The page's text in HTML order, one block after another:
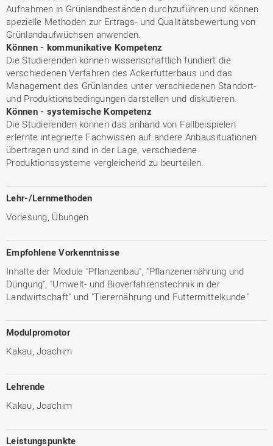
Aufnahmen in Grünlandbeständen durchzuführen und können
spezielle Methoden zur Ertrags- und Qualitätsbewertung von
Grünlandaufwüchsen anwenden.
Können - kommunikative Kompetenz
Die Studierenden können wissenschaftlich fundiert die
verschiedenen Verfahren des Ackerfutterbaus und das
Management des Grünlandes unter verschiedenen Standort-
und Produktionsbedingungen darstellen und diskutieren.
Können - systemische Kompetenz
Die Studierenden können das anhand von Fallbeispielen
erlernte integrierte Fachwissen auf andere Anbausituationen
übertragen und sind in der Lage, verschiedene
Produktionssysteme vergleichend zu beurteilen.
Lehr-/Lernmethoden
Vorlesung, Übungen
Empfohlene Vorkenntnisse
Inhalte der Module "Pflanzenbau", "Pflanzenernährung und
Düngung", "Umwelt- und Bioverfahrenstechnik in der
Landwirtschaft" und "Tierernährung und Futtermittelkunde"
Modulpromotor
Kakau, Joachim
Lehrende
Kakau, Joachim
Leistungspunkte